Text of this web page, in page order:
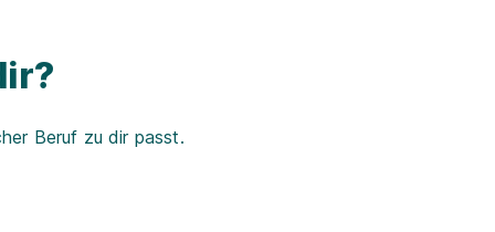
Beruf zu dir passt.